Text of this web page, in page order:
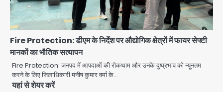
Fire Protection: डीएम के निर्देश पर औद्योगिक क्षेत्रों में फायर सेफ्टी
मानकों का भौतिक सत्यापन
Fire Protection: जनपद में आपदाओं की रोकथाम और उनके दुष्प्रभाव को न्यूनतम
करने के लिए जिलाधिकारी मनीष कुमार वर्मा के…
यहां से शेयर करें
5
Noida Cyber Crime: PM मोदी-
सीतारमण के AI डीपफेक वीडियो से नोएडा में
बुजुर्ग से 70 लाख की ठगी
jai hind janab
Jeff Bezos Liverpool stake
deal: अमेजन फाउंडर और एडुआर्डो सावेरिन